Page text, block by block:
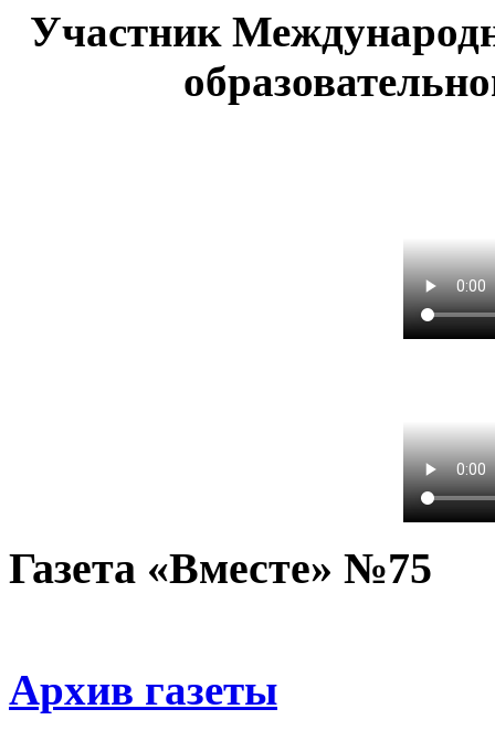
Участник
Газета «Вместе» №75
Архив газеты